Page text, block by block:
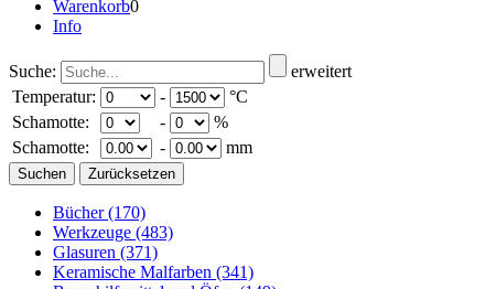
Warenkorb0
Info
Suche:
erweitert
Temperatur:
-
°C
Schamotte:
-
%
Schamotte:
- mm
Bücher(170)
Werkzeuge (483)
Glasuren (371)
Keramische Malfarben (341)